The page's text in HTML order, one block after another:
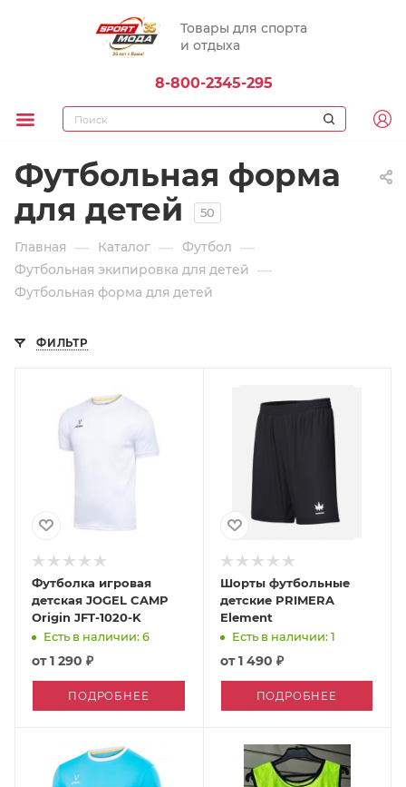
Товары для спорта
и отдыха
8-800-2345-295
Футбольная форма
для детей
50
Главная — Каталог — Футбол —
Футбольная экипировка для детей —
Футбольная форма для детей
ФИЛЬТР
Футболка игровая
детская JOGEL CAMP
Origin JFT-1020-K
Есть в наличии: 6
от1 290 ₽
ПОДРОБНЕЕ
Шорты футбольные
детские PRIMERA
Element
Есть в наличии: 1
от1 490 ₽
ПОДРОБНЕЕ